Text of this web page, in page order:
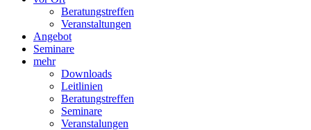
Beratungstreffen
Veranstaltungen
Angebot
Seminare
mehr
Downloads
Leitlinien
Beratungstreffen
Seminare
Veranstalungen